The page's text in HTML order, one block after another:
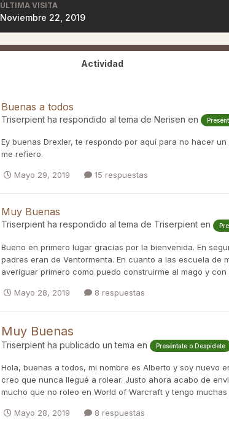
ÚLTIMA VISITA
Noviembre 22, 2019
Actividad
Buenas a todos
Triserpient ha respondido al tema de Nerisen en
Ey buenas Drexler, te respondo por aquí para no hacer
me refiero.
Mayo 29, 2019 15 respuestas
Muy Buenas
Triserpient ha respondido al tema de Triserpient en
Bueno en primero lugar gracias por la bienvenida. En
padres eran de Ventormenta. En cuanto a las escuela
averiguar primero como puedo construirme al mago y con
Mayo 28, 2019 8 respuestas
Muy Buenas
Triserpient ha publicado un tema en Preséntate o Despídete
Hola, buenas a todos, mi nombre es Alberto y soy nuevo
creo que nunca llegué a rolear. Justo ahora acabo de
mucho que no roleo en World of Warcraft y tengo
Mayo 28, 2019 8 respuestas